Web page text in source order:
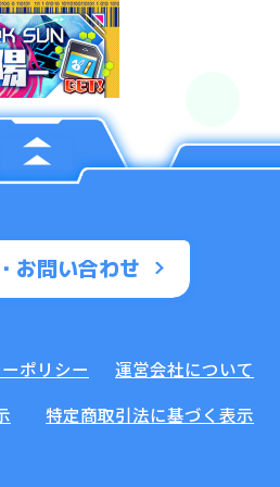
お問い合わせ
ポリシー
運営会社について
特定商取引法に基づく表示